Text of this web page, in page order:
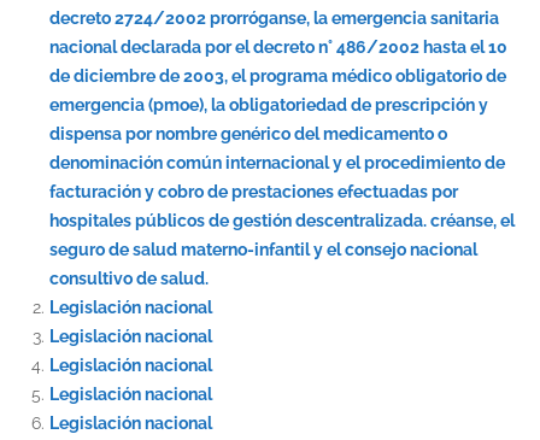
decreto 2724/2002 prorróganse, la emergencia sanitaria
nacional declarada por el decreto n° 486/2002 hasta el 10
de diciembre de 2003, el programa médico obligatorio de
emergencia (pmoe), la obligatoriedad de prescripción y
dispensa por nombre genérico del medicamento o
denominación común internacional y el procedimiento de
facturación y cobro de prestaciones efectuadas por
hospitales públicos de gestión descentralizada. créanse, el
seguro de salud materno-infantil y el consejo nacional
consultivo de salud.
Legislación nacional
Legislación nacional
Legislación nacional
Legislación nacional
Legislación nacional